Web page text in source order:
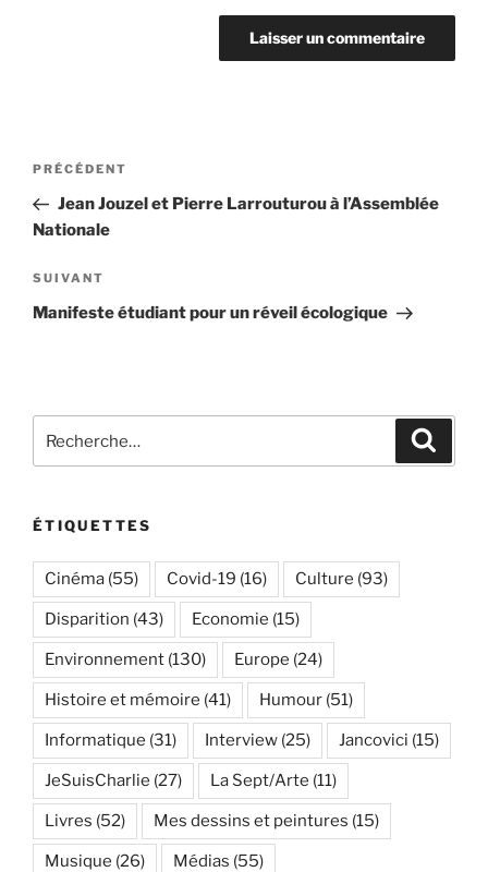
Navigation
l’article
Article
précédent
PRÉCÉDENT
Jean Jouzel et Pierre Larrouturou à l’Assemblée
Nationale
Article
suivant
SUIVANT
Manifeste étudiant pour un réveil écologique
pour
ÉTIQUETTES
Cinéma (55) Covid-19 (16) Culture (93)
Disparition (43) Economie (15)
Environnement (130) Europe (24)
Histoire et mémoire (41) Humour (51)
Informatique (31) Interview (25) Jancovici (15)
JeSuisCharlie (27) La Sept/Arte (11)
Livres (52) Mes dessins et peintures (15)
Musique (26) Médias (55)